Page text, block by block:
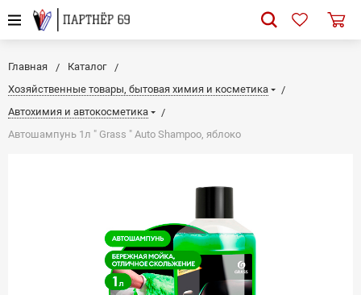
Главная
Каталог
Хозяйственные товары, бытовая химия и косметика
Автохимия и автокосметика
Автошампунь 1л " Grass " Auto Shampoo, яблоко